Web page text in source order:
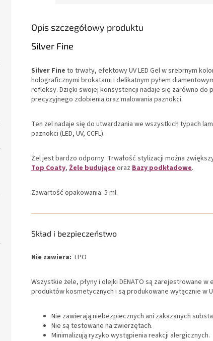
Opis szczegółowy produktu
Silver Fine
Silver Fine to trwały, efektowy UV LED Gel w srebrnym
holograficznymi brokatami i delikatnym pyłem
refleksy. Dzięki swojej konsystencji nadaje się zarówno do
precyzyjnego zdobienia oraz malowania paznokci.
Ten żel nadaje się do utwardzania we wszystkich typach
paznokci (LED, UV, CCFL).
Żel jest bardzo odporny. Trwałość stylizacji można
Top Coaty, Żele budujące oraz Bazy podkładowe.
Zawartość opakowania: 5 ml.
Skład i bezpieczeństwo
Nie zawiera: TPO
Wszystkie żele, płyny i olejki DENATO są zarejestrowane w
produktów kosmetycznych i są produkowane wyłącznie w
Nie zawierają niebezpiecznych ani zakazanych
Nie są testowane na zwierzętach.
Minimalizują ryzyko wystąpienia reakcji alergicznych.